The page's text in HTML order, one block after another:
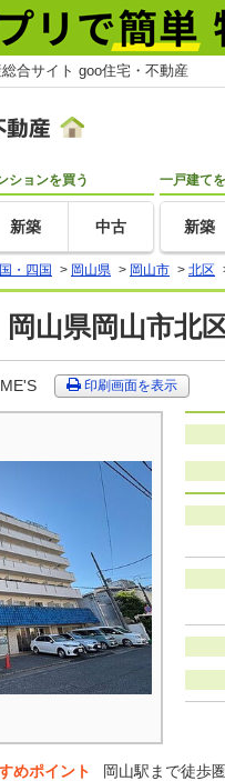
合サイト goo住宅・不動産
ションを買う
新築 中古
一戸建て
新築
・四国 > 岡山県 > 岡山市 > 北区
岡山県岡山市北
印刷画面を表示
めポイント 岡山駅まで徒歩